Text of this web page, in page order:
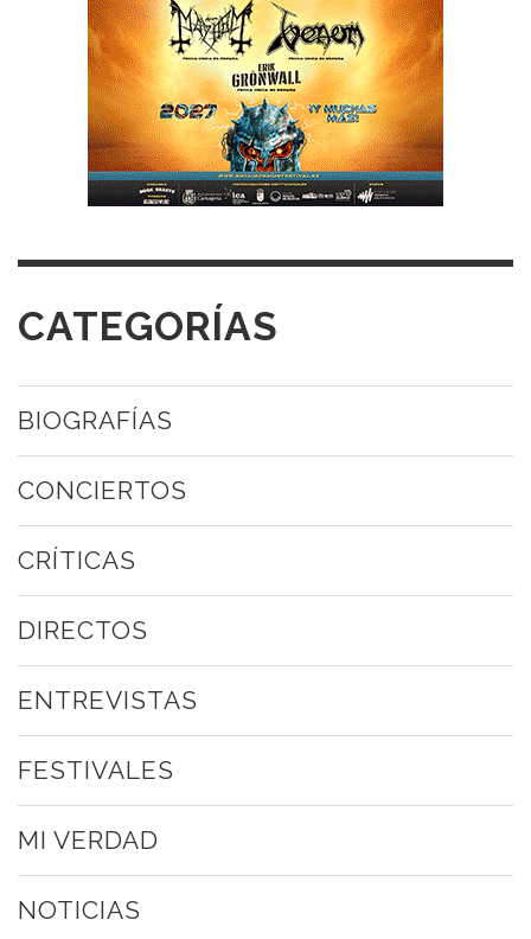
CATEGORÍAS
BIOGRAFÍAS
CONCIERTOS
CRÍTICAS
DIRECTOS
ENTREVISTAS
FESTIVALES
MI VERDAD
NOTICIAS